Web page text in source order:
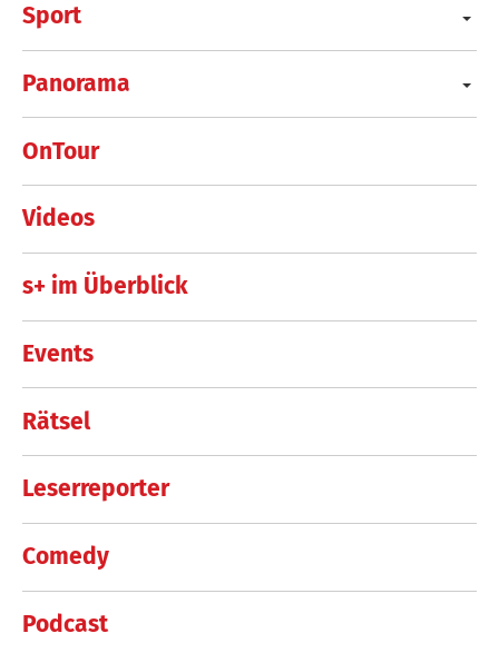
Sport
Panorama
OnTour
Videos
s+ im Überblick
Events
Rätsel
Leserreporter
Comedy
Podcast